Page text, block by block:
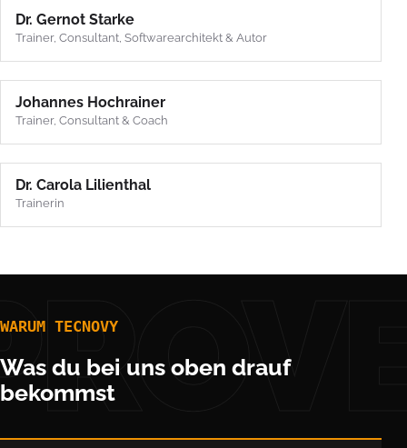
Dr. Gernot Starke
Trainer, Consultant, Softwarearchitekt & Autor
Johannes Hochrainer
Trainer, Consultant & Coach
Dr. Carola Lilienthal
Trainerin
WARUM TECNOVY
Was du bei uns oben drauf
bekommst